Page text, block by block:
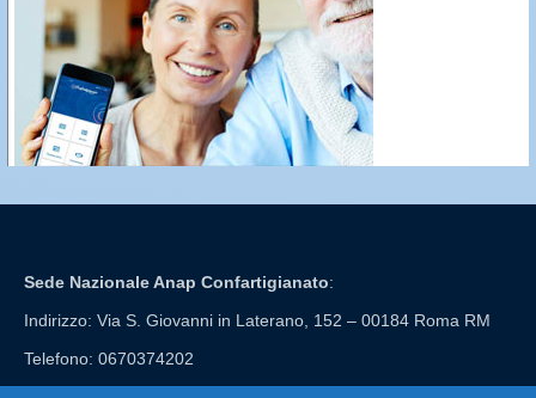
Sede Nazionale Anap Confartigianato:
Indirizzo: Via S. Giovanni in Laterano, 152 – 00184 Roma RM
Telefono: 0670374202